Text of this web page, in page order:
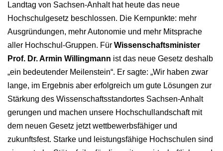
Landtag von Sachsen-Anhalt hat heute das neue
Hochschulgesetz beschlossen. Die Kernpunkte: mehr
Ausgründungen, mehr Autonomie und mehr Mitsprache
aller Hochschul-Gruppen. Für Wissenschaftsminister
Prof. Dr. Armin Willingmann ist das neue Gesetz deshalb
„ein bedeutender Meilenstein“. Er sagte: „Wir haben zwar
lange, im Ergebnis aber erfolgreich um gute Lösungen zur
Stärkung des Wissenschaftsstandortes Sachsen-Anhalt
gerungen und machen unsere Hochschullandschaft mit
dem neuen Gesetz jetzt wettbewerbsfähiger und
zukunftsfest. Starke und leistungsfähige Hochschulen sind